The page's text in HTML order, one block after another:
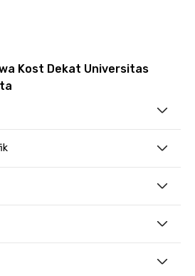
Kost Dekat Universitas